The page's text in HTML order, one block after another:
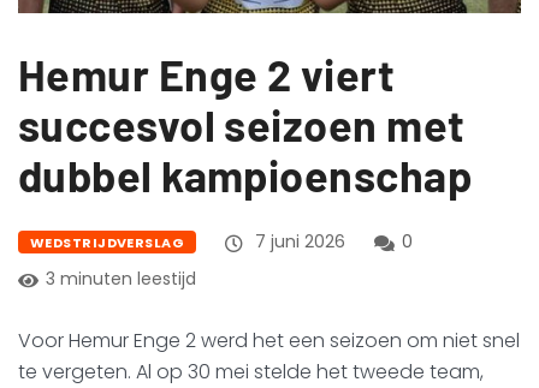
Hemur Enge 2 viert
succesvol seizoen met
dubbel kampioenschap
WEDSTRIJDVERSLAG 7 juni 2026
0
3 minuten leestijd
Voor Hemur Enge 2 werd het een seizoen om niet snel
te vergeten. Al op 30 mei stelde het tweede team,